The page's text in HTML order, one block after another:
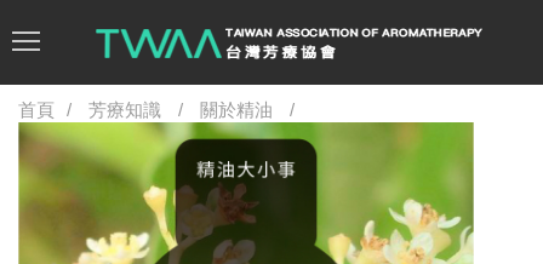
首頁 芳療知識 關於精油